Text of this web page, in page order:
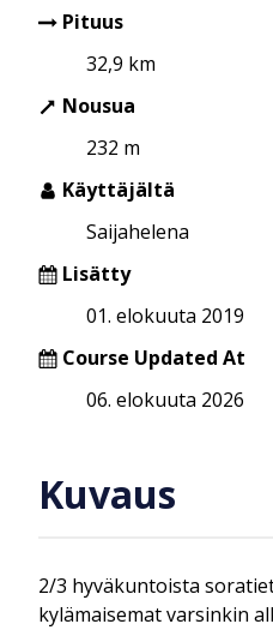
Pituus
32,9 km
Nousua
232 m
Käyttäjältä
Saijahelena
Lisätty
01. elokuuta 2019
Course Updated At
06. elokuuta 2026
Kuvaus
2/3 hyväkuntoista
kylämaisemat varsinkin